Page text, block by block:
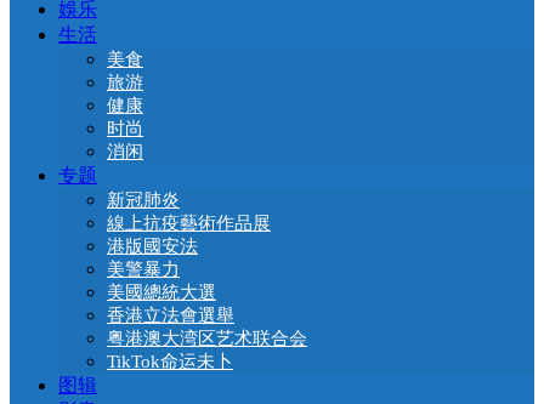
娛乐
生活
美食
旅游
健康
时尚
消闲
专题
新冠肺炎
線上抗疫藝術作品展
港版國安法
美警暴力
美國總統大選
香港立法會選舉
粤港澳大湾区艺术联合会
TikTok命运未卜
图辑